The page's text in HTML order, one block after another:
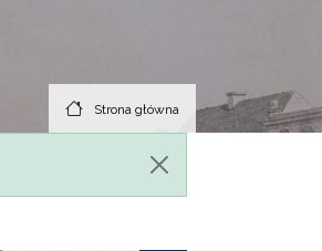
Strona główna